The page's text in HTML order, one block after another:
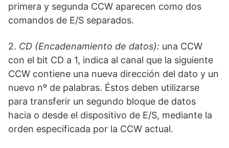
primera y segunda CCW aparecen como dos
comandos de E/S separados.
2. CD (Encadenamiento de datos): una CCW
con el bit CD a 1, indica al canal que la siguiente
CCW contiene una nueva dirección del dato y un
nuevo nº de palabras. Éstos deben utilizarse
para transferir un segundo bloque de datos
hacia o desde el dispositivo de E/S, mediante la
orden especificada por la CCW actual.